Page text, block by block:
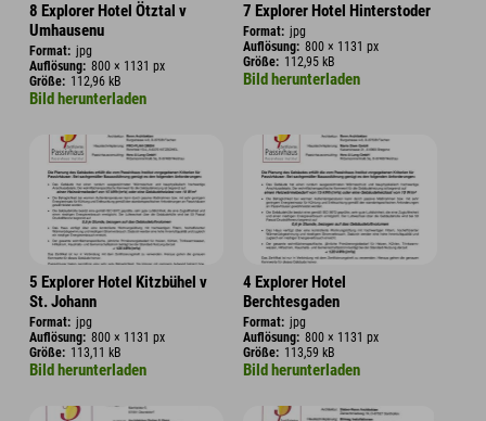
8 Explorer Hotel Ötztal v
Umhausenu
Format: jpg
Auflösung: 800 × 1131 px
Größe: 112,96 kB
Bild herunterladen
7 Explorer Hotel Hinterstoder
Format: jpg
Auflösung: 800 × 1131 px
Größe: 112,95 kB
Bild herunterladen
5 Explorer Hotel Kitzbühel v
St. Johann
Format: jpg
Auflösung: 800 × 1131 px
Größe: 113,11 kB
Bild herunterladen
4 Explorer Hotel
Berchtesgaden
Format: jpg
Auflösung: 800 × 1131 px
Größe: 113,59 kB
Bild herunterladen